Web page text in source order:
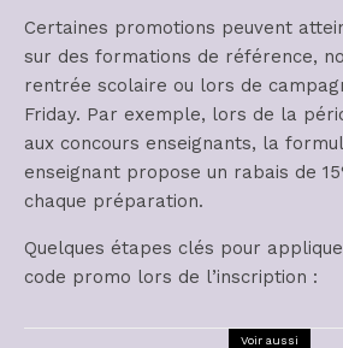
Certaines promotions peuvent
sur des formations de référence,
rentrée scolaire ou lors de
Friday. Par exemple, lors de la
aux concours enseignants, la
enseignant propose un rabais de
chaque préparation.
Quelques étapes clés pour
code promo lors de l’inscription :
Voir aussi